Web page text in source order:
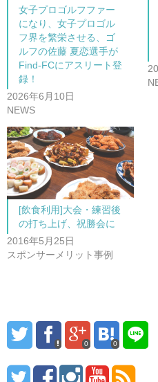
女子プロゴルフファー
になり、女子プロゴル
フ界を繁栄させる、ゴ
ルフの佐藤 夏恋選手が
Find-FCにアスリート登
録！
2026年6月10日
NEWS
[飲食利用]大会・練習後
の打ち上げ、祝勝会に
2016年5月25日
スポンサーメリット事例
0 0